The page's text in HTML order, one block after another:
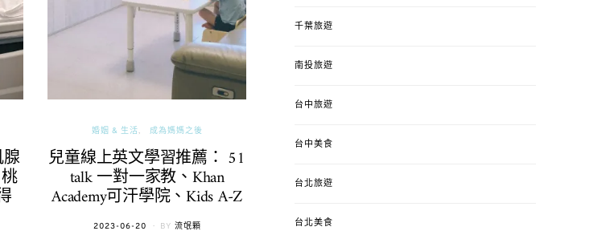
婚姻 & 生活 成為媽媽之後
兒童線上英文學習推薦： 51
talk 一對一家教、Khan
Academy可汗學院、Kids A-Z
POSTED
2023-06-20 BY 流氓顆
錯、認識華德福
ON
千葉旅遊
南投旅遊
台中旅遊
台中美食
台北旅遊
台北美食